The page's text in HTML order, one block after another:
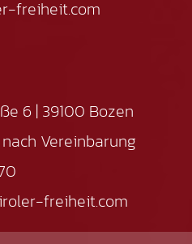
freiheit.com
6 | 39100 Bozen
Vereinbarung
freiheit.com